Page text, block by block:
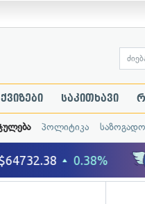
ქვიზები საკითხავი
პოლიტიკა